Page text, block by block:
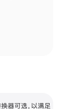
器可选，以满足